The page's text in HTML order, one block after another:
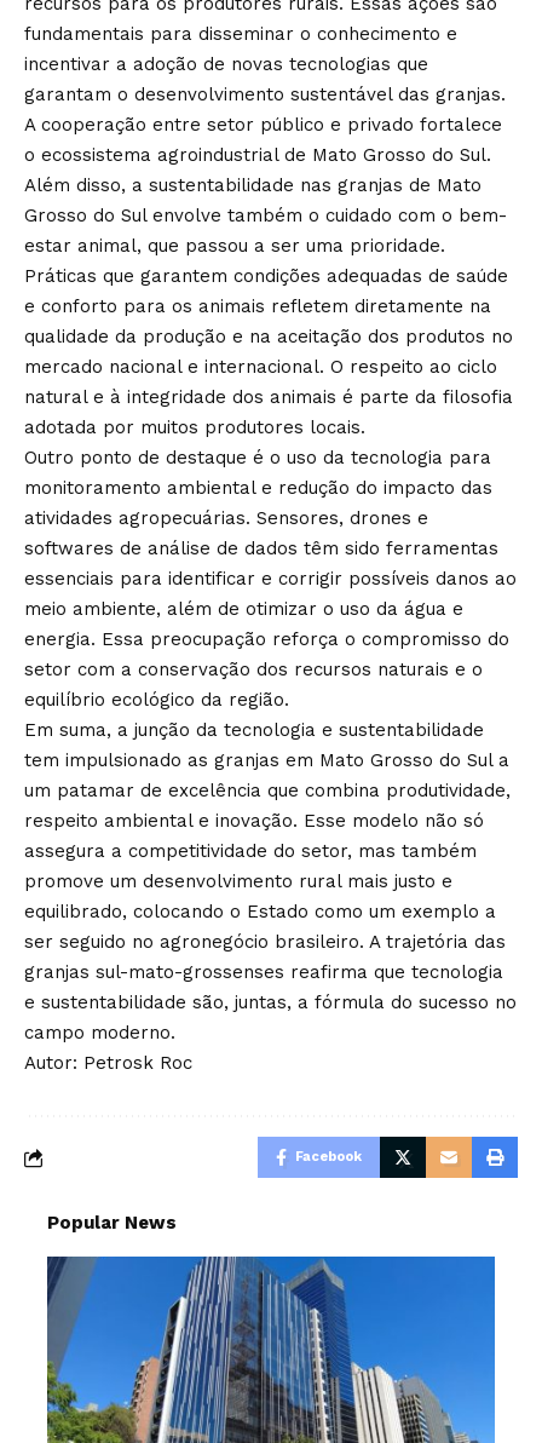
fundamentais para disseminar o conhecimento e
incentivar a adoção de novas tecnologias que
garantam o desenvolvimento sustentável das granjas.
A cooperação entre setor público e privado fortalece
o ecossistema agroindustrial de Mato Grosso do Sul.
Além disso, a sustentabilidade nas granjas de Mato
Grosso do Sul envolve também o cuidado com o bem-
estar animal, que passou a ser uma prioridade.
Práticas que garantem condições adequadas de saúde
e conforto para os animais refletem diretamente na
qualidade da produção e na aceitação dos produtos no
mercado nacional e internacional. O respeito ao ciclo
natural e à integridade dos animais é parte da filosofia
adotada por muitos produtores locais.
Outro ponto de destaque é o uso da tecnologia para
monitoramento ambiental e redução do impacto das
atividades agropecuárias. Sensores, drones e
softwares de análise de dados têm sido ferramentas
essenciais para identificar e corrigir possíveis danos ao
meio ambiente, além de otimizar o uso da água e
energia. Essa preocupação reforça o compromisso do
setor com a conservação dos recursos naturais e o
equilíbrio ecológico da região.
Em suma, a junção da tecnologia e sustentabilidade
tem impulsionado as granjas em Mato Grosso do Sul a
um patamar de excelência que combina produtividade,
respeito ambiental e inovação. Esse modelo não só
assegura a competitividade do setor, mas também
promove um desenvolvimento rural mais justo e
equilibrado, colocando o Estado como um exemplo a
ser seguido no agronegócio brasileiro. A trajetória das
granjas sul-mato-grossenses reafirma que tecnologia
e sustentabilidade são, juntas, a fórmula do sucesso no
campo moderno.
Autor: Petrosk Roc
Facebook
Popular News